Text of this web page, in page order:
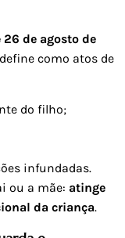
26 de agosto de
como atos de
do filho;
infundadas.
ou a mãe: atinge
da criança.